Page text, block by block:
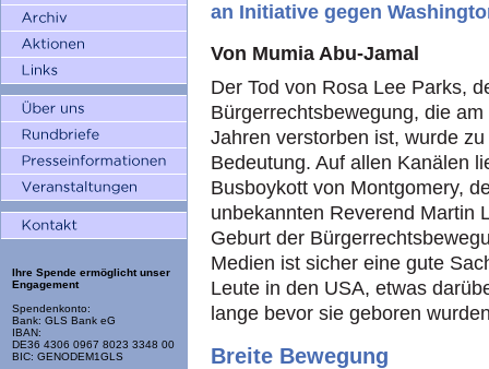
Ihre Spende ermöglicht unser
Engagement
Spendenkonto:
Bank: GLS Bank eG
IBAN:
DE36 4306 0967 8023 3348 00
BIC: GENODEM1GLS
an Initiative gegen
Von Mumia Abu-Jamal
Der Tod von Rosa Lee Parks,
Bürgerrechtsbewegung, die
Jahren verstorben ist, wurde
Bedeutung. Auf allen Kanälen
Busboykott von Montgomery,
unbekannten Reverend Martin
Geburt der
Medien ist sicher eine gute
Leute in den USA, etwas
lange bevor sie geboren
Breite Bewegung